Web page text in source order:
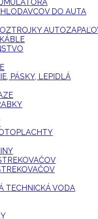
DO AUTA
PÁSKY, LEPIDLÁ
TECHNICKÁ VODA